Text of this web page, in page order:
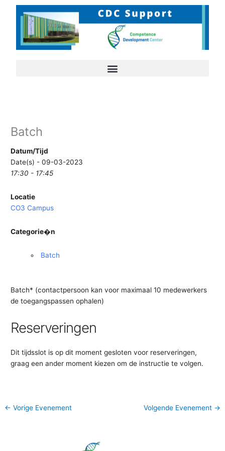
Batch
Datum/Tijd
Date(s) - 09-03-2023
17:30 - 17:45
Locatie
CO3 Campus
Categorie�n
Batch
Batch* (contactpersoon kan voor maximaal 10 medewerkers
de toegangspassen ophalen)
Reserveringen
Dit tijdsslot is op dit moment gesloten voor reserveringen,
graag een ander moment kiezen om de instructie te volgen.
← Vorige Evenement Volgende Evenement →